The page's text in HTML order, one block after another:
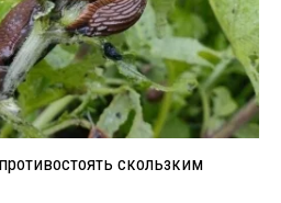
скользким